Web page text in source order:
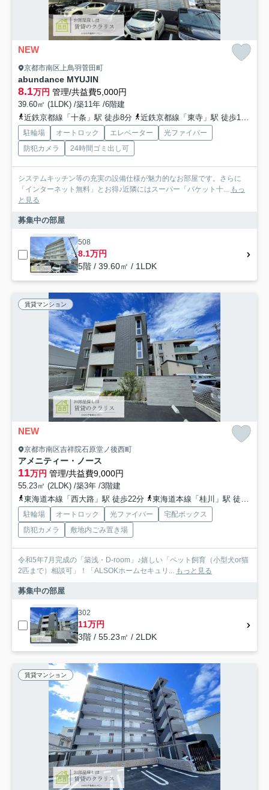
NEW
京都市南区上鳥羽菅田町
abundance MYUJIN
8.1万円 管理/共益費5,000円
39.60㎡ (1LDK) /築11年 /6階建
近鉄京都線「十条」駅 徒歩8分
近鉄京都線「東寺」駅 徒歩17分
駐輪場 オートロック エレベーター
光ファイバー
防犯カメラ
24時間ゴミ出し可
システムキッチン等の充実の設備仕様が魅力的なお部屋です。さらに
「インターネット無料」とお得♪近隣にはスーパー「パケット十... もっ
と見る
募集中の部屋
508
8.1万円
5階 / 39.60㎡ / 1LDK
賃貸マンション
NEW
京都市南区吉祥院石原堂ノ後西町
アメニティー・ノース
11万円 管理/共益費9,000円
55.23㎡ (2LDK) /築3年 /3階建
東海道本線「西大路」駅 徒歩22分
東海道本線「桂川」駅 徒歩25分
駐輪場 オートロック 光ファイバー
宅配ボックス
防犯カメラ
敷地内ごみ置き場
令和5年7月完成の「築浅・D-room」♪嬉しい「ペット飼育（小型犬or猫
2匹まで）相談可」！「ALSOKホームセキュリ... もっと見る
募集中の部屋
302
11万円
3階 / 55.23㎡ / 2LDK
賃貸マンション